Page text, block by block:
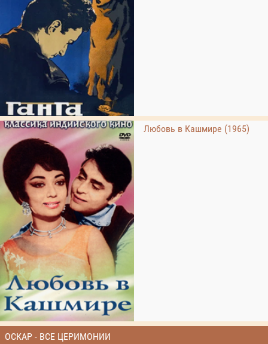
Любовь в Кашмире (1965)
ОСКАР - ВСЕ ЦЕРИМОНИИ